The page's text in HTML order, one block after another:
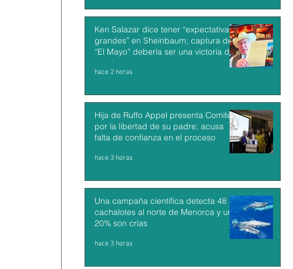
Ken Salazar dice tener “expectativas
grandes” en Sheinbaum; captura de
“El Mayo” debería ser una victoria de
hace 2 horas
Hija de Ruffo Appel presenta Comité
por la libertad de su padre; acusa
falta de confianza en el proceso
hace 3 horas
Una campaña científica detecta 48
cachalotes al norte de Menorca y un
20% son crías
hace 3 horas